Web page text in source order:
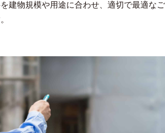
建物規模や用途に合わせ、適切で最適なご